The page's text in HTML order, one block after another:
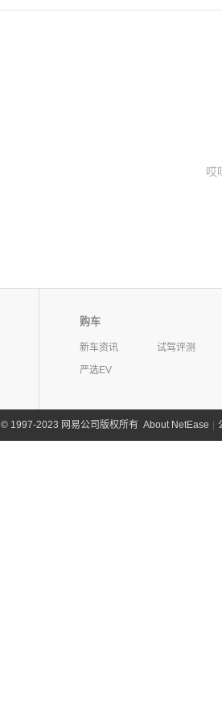
哎
购车
新车资讯
试驾评测
严选EV
©1997-2023 网易公司版权所有 About NetEase